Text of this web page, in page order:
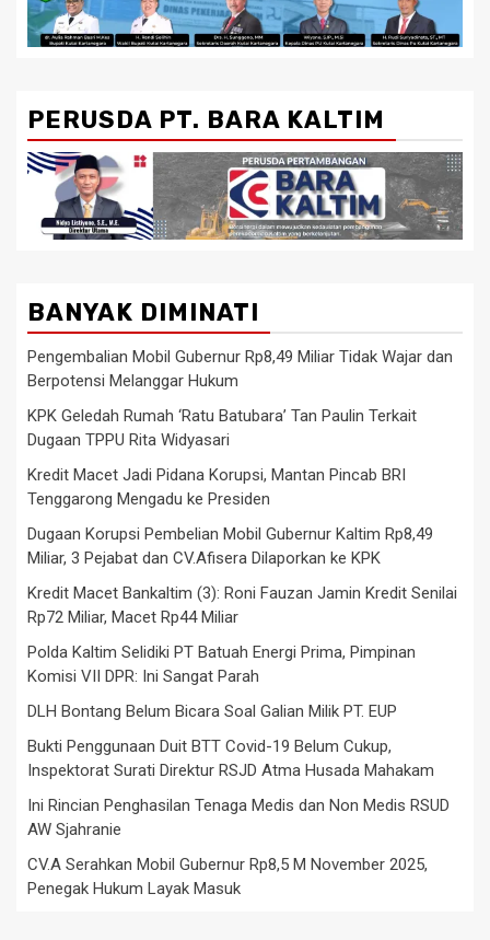
PERUSDA PT. BARA KALTIM
BANYAK DIMINATI
Pengembalian Mobil Gubernur Rp8,49 Miliar Tidak Wajar dan
Berpotensi Melanggar Hukum
KPK Geledah Rumah ‘Ratu Batubara’ Tan Paulin Terkait
Dugaan TPPU Rita Widyasari
Kredit Macet Jadi Pidana Korupsi, Mantan Pincab BRI
Tenggarong Mengadu ke Presiden
Dugaan Korupsi Pembelian Mobil Gubernur Kaltim Rp8,49
Miliar, 3 Pejabat dan CV.Afisera Dilaporkan ke KPK
Kredit Macet Bankaltim (3): Roni Fauzan Jamin Kredit Senilai
Rp72 Miliar, Macet Rp44 Miliar
Polda Kaltim Selidiki PT Batuah Energi Prima, Pimpinan
Komisi VII DPR: Ini Sangat Parah
DLH Bontang Belum Bicara Soal Galian Milik PT. EUP
Bukti Penggunaan Duit BTT Covid-19 Belum Cukup,
Inspektorat Surati Direktur RSJD Atma Husada Mahakam
Ini Rincian Penghasilan Tenaga Medis dan Non Medis RSUD
AW Sjahranie
CV.A Serahkan Mobil Gubernur Rp8,5 M November 2025,
Penegak Hukum Layak Masuk